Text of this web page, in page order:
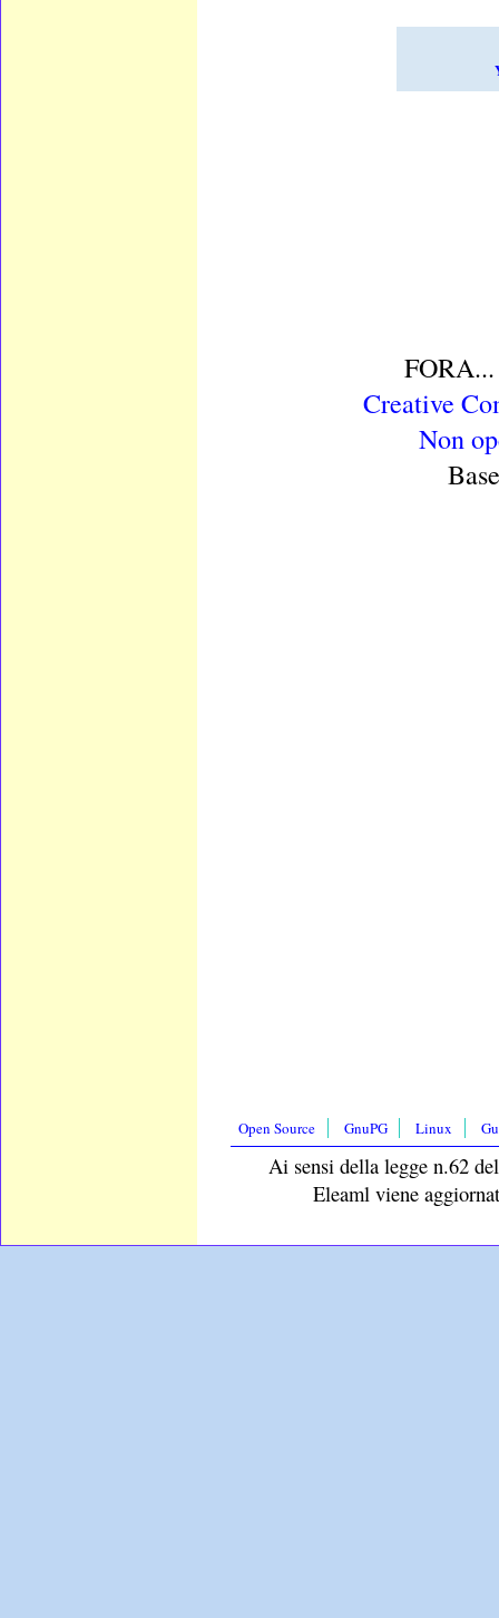
FORA...
Creative
Non
Open Source GnuPG Linux
Ai sensi della legge n.62
Eleaml viene